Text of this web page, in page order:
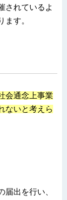
されているよ
ます。
会通念上事業
ないと考えら
届出を行い、